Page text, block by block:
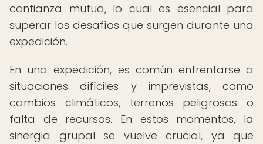
confianza mutua, lo cual es esencial para
superar los desafíos que surgen durante una
expedición.
En una expedición, es común enfrentarse a
situaciones difíciles y imprevistas, como
cambios climáticos, terrenos peligrosos o
falta de recursos. En estos momentos, la
sinergia grupal se vuelve crucial, ya que